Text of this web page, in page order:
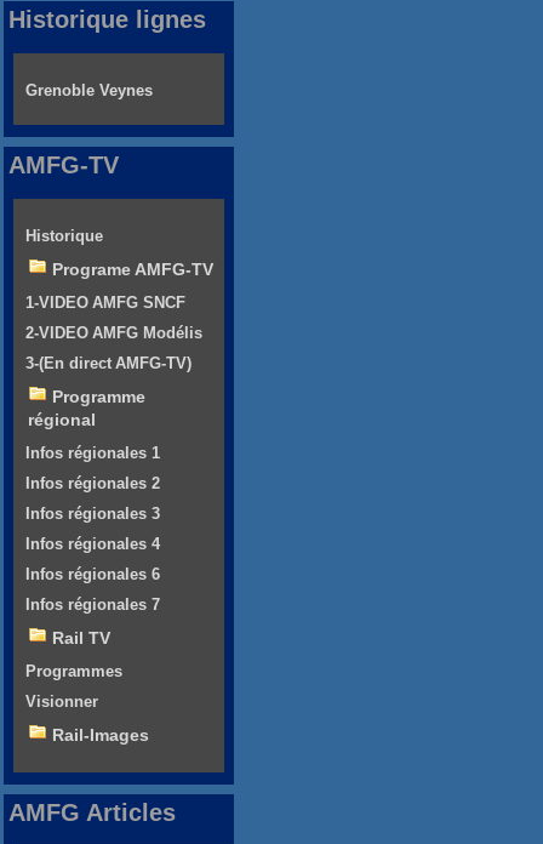
Historique lignes
Grenoble Veynes
AMFG-TV
Historique
Programe AMFG-TV
1-VIDEO AMFG SNCF
2-VIDEO AMFG Modélis
3-(En direct AMFG-TV)
Programme
régional
Infos régionales 1
Infos régionales 2
Infos régionales 3
Infos régionales 4
Infos régionales 6
Infos régionales 7
Rail TV
Programmes
Visionner
Rail-Images
AMFG Articles